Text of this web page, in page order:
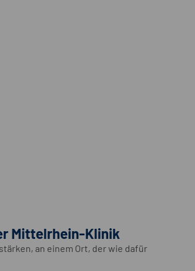
Mittelrhein-Klinik
an einem Ort, der wie dafür